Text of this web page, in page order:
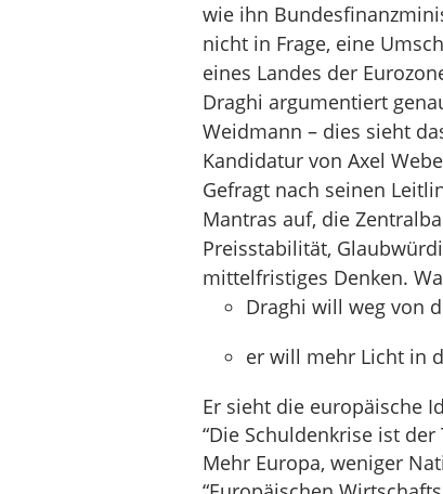
wie ihn
nicht in Frage, eine
eines Landes der
Draghi argumentiert
Weidmann – dies sieht
Kandidatur von Axel
Gefragt nach seinen
Mantras auf, die
Preisstabilität,
mittelfristiges Denken.
Draghi will weg von
er will mehr Licht in
Er sieht die europäische
“Die Schuldenkrise ist
Mehr Europa, weniger